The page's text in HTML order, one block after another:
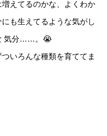
えてるのかな、よくわか
も生えてるような気がし
気分……。😭
いろんな種類を育ててま